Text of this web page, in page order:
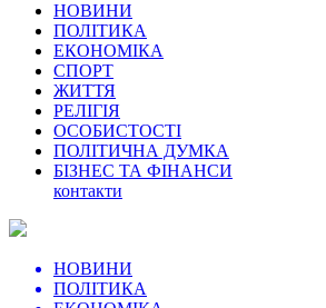
НОВИНИ
ПОЛІТИКА
ЕКОНОМІКА
СПОРТ
ЖИТТЯ
РЕЛІГІЯ
ОСОБИСТОСТІ
ПОЛІТИЧНА ДУМКА
БІЗНЕС ТА ФІНАНСИ
контакти
НОВИНИ
ПОЛІТИКА